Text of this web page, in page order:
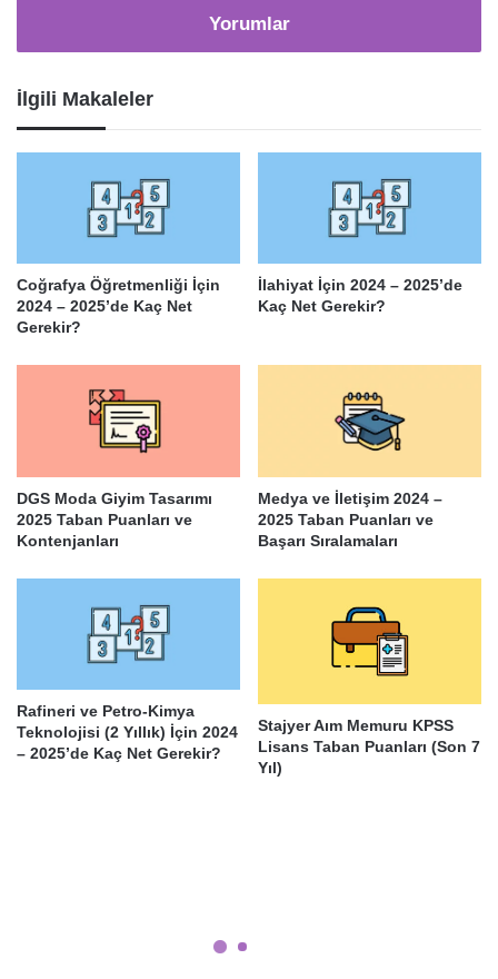
Yorumlar
İlgili Makaleler
Coğrafya Öğretmenliği İçin
2024 – 2025’de Kaç Net
Gerekir?
İlahiyat İçin 2024 – 2025’de
Kaç Net Gerekir?
DGS Moda Giyim Tasarımı
2025 Taban Puanları ve
Kontenjanları
Medya ve İletişim 2024 –
2025 Taban Puanları ve
Başarı Sıralamaları
Rafineri ve Petro-Kimya
Teknolojisi (2 Yıllık) İçin 2024
– 2025’de Kaç Net Gerekir?
Stajyer Aım Memuru KPSS
Lisans Taban Puanları (Son 7
Yıl)